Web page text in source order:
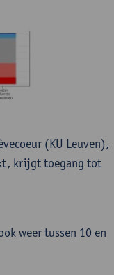
(KU Leuven),
krijgt toegang tot
weer tussen 10 en